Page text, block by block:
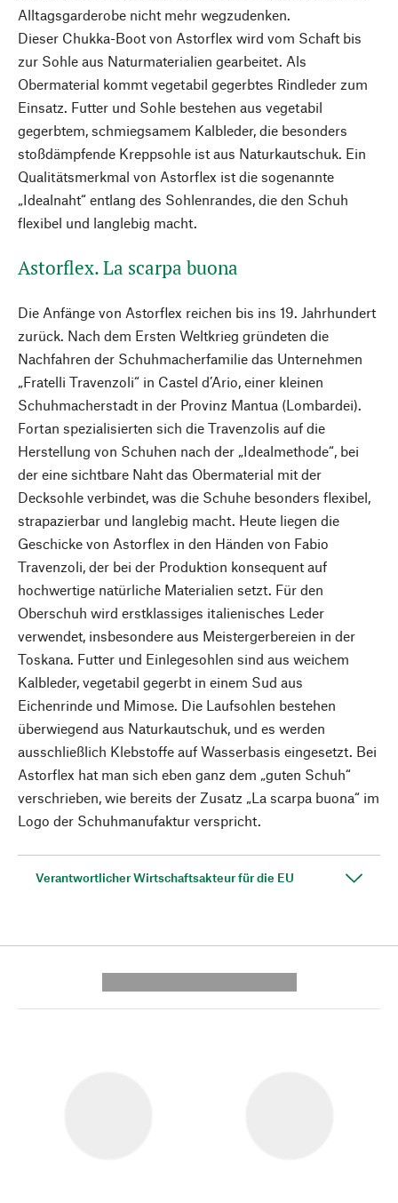
Alltagsgarderobe nicht mehr wegzudenken.
Dieser Chukka-Boot von Astorflex wird vom Schaft bis
zur Sohle aus Naturmaterialien gearbeitet. Als
Obermaterial kommt vegetabil gegerbtes Rindleder zum
Einsatz. Futter und Sohle bestehen aus vegetabil
gegerbtem, schmiegsamem Kalbleder, die besonders
stoßdämpfende Kreppsohle ist aus Naturkautschuk. Ein
Qualitätsmerkmal von Astorflex ist die sogenannte
„Idealnaht“ entlang des Sohlenrandes, die den Schuh
flexibel und langlebig macht.
Astorflex. La scarpa buona
Die Anfänge von Astorflex reichen bis ins 19. Jahrhundert
zurück. Nach dem Ersten Weltkrieg gründeten die
Nachfahren der Schuhmacher­familie das Unternehmen
„Fratelli Travenzoli“ in Castel d’Ario, einer kleinen
Schuhmacherstadt in der Provinz Mantua (Lombardei).
Fortan spezialisierten sich die Travenzolis auf die
Herstellung von Schuhen nach der „Idealmethode“, bei
der eine sichtbare Naht das Obermaterial mit der
Decksohle verbindet, was die Schuhe besonders flexibel,
strapazierbar und langlebig macht. Heute liegen die
Geschicke von Astorflex in den Händen von Fabio
Travenzoli, der bei der Produktion konsequent auf
hochwertige natürliche Materialien setzt. Für den
Oberschuh wird erstklassiges italienisches Leder
verwendet, insbesondere aus Meistergerbereien in der
Toskana. Futter und Einlegesohlen sind aus weichem
Kalbleder, vegetabil gegerbt in einem Sud aus
Eichenrinde und Mimose. Die Laufsohlen bestehen
überwiegend aus Naturkautschuk, und es werden
ausschließlich Klebstoffe auf Wasserbasis eingesetzt. Bei
Astorflex hat man sich eben ganz dem „guten Schuh“
verschrieben, wie bereits der Zusatz „La scarpa buona“ im
Logo der Schuhmanufaktur verspricht.
Verantwortlicher Wirtschaftsakteur für die EU